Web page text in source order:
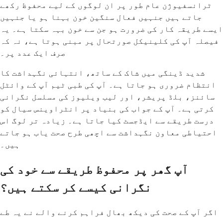
ٹرانسفیوژن عام طور پر ان لوگوں کے لیے محفوظ رکھے
جاتے ہیں جنہیں فعال سنگین خون بہنا ہو یا جنہیں
ایسے طریقہ کار کی ضرورت ہو جن سے خون بہہ سکتا ہے۔ یہ
فیصلہ آپ کی کلینیکل صورتحال پر مبنی ہوتا ہے، نہ کہ
صرف ایک عدد پر۔
شدید ڈینگی میں شاک کے ساتھ، انتہائی نگہداشت کا
انتظام ضروری ہو جاتا ہے۔ آپ کی طبی ٹیم آپ کے وائٹل
سائنز، بلڈ پریشر، اور لیب ویلیوز کی مسلسل نگرانی
کرتی ہے۔ آپ کے جواب کی بنیاد پر انٹراوینس سیال کو
درست طریقے سے ایڈجسٹ کیا جاتا ہے۔ زیادہ تر لوگ اس
احتیاطی معاون نگہداشت سے اچھی طرح صحت یاب ہو جاتے
ہیں۔
آپ گھر پر محفوظ طریقے سے خود کی
نگرانی کیسے کر سکتے ہیں؟
اگر آپ کے صحت کی دیکھ بھال فراہم کرنے والے نے یہ طے